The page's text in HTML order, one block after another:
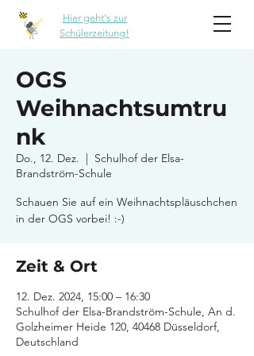
Hier geht's zur
Schülerzeitung!
OGS
Weihnachtsumtru
nk
Do., 12. Dez.
  |
Schulhof der Elsa-
Brandström-Schule
Schauen Sie auf ein Weihnachtspläuschchen
in der OGS vorbei! :-)
Zeit & Ort
12. Dez. 2024, 15:00 – 16:30
Schulhof der Elsa-Brandström-Schule, An d.
Golzheimer Heide 120, 40468 Düsseldorf,
Deutschland